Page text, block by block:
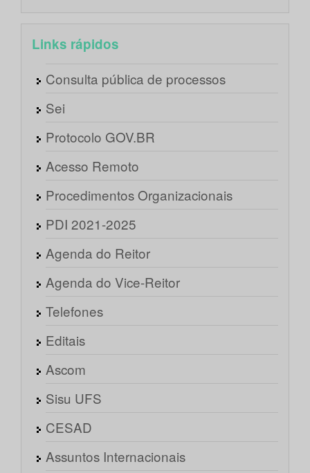
Links rápidos
Consulta pública de processos
Sei
Protocolo GOV.BR
Acesso Remoto
Procedimentos Organizacionais
PDI 2021-2025
Agenda do Reitor
Agenda do Vice-Reitor
Telefones
Editais
Ascom
Sisu UFS
CESAD
Assuntos Internacionais